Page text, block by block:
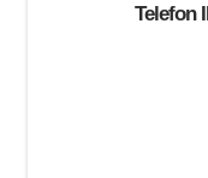
Telefon